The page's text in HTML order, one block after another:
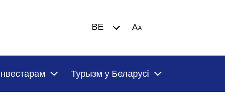
BE AA
Турызм у Беларусi